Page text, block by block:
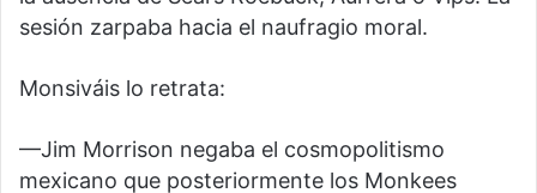
sesión zarpaba hacia el naufragio moral.
Monsiváis lo retrata:
—Jim Morrison negaba el cosmopolitismo
mexicano que posteriormente los Monkees